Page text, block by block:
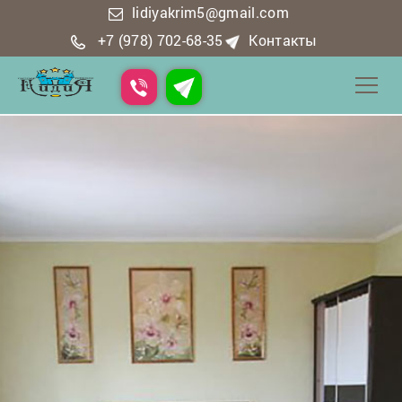
lidiyakrim5@gmail.com
+7 (978) 702-68-35
Контакты